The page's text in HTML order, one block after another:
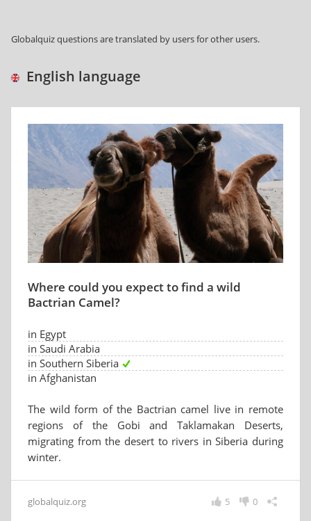
Globalquiz questions are translated by users for other users.
English language
Where could you expect to find a wild
Bactrian Camel?
in Egypt
in Saudi Arabia
in Southern Siberia
in Afghanistan
The wild form of the Bactrian camel live in remote
regions of the Gobi and Taklamakan Deserts,
migrating from the desert to rivers in Siberia during
winter.
globalquiz.org 0
5